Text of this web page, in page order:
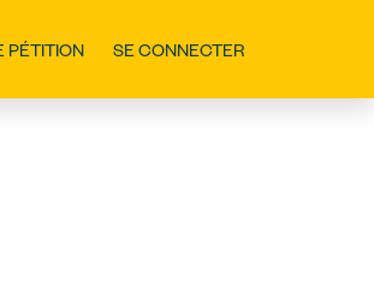
PÉTITION SE CONNECTER